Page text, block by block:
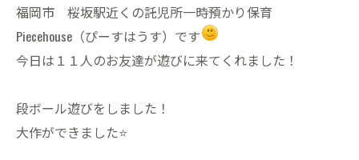
福岡市 桜坂駅近くの託児所一時預かり保育
Piecehouse（ぴーすはうす）です
今日は１１人のお友達が遊びに来てくれました！
段ボール遊びをしました！
大作ができました⭐️